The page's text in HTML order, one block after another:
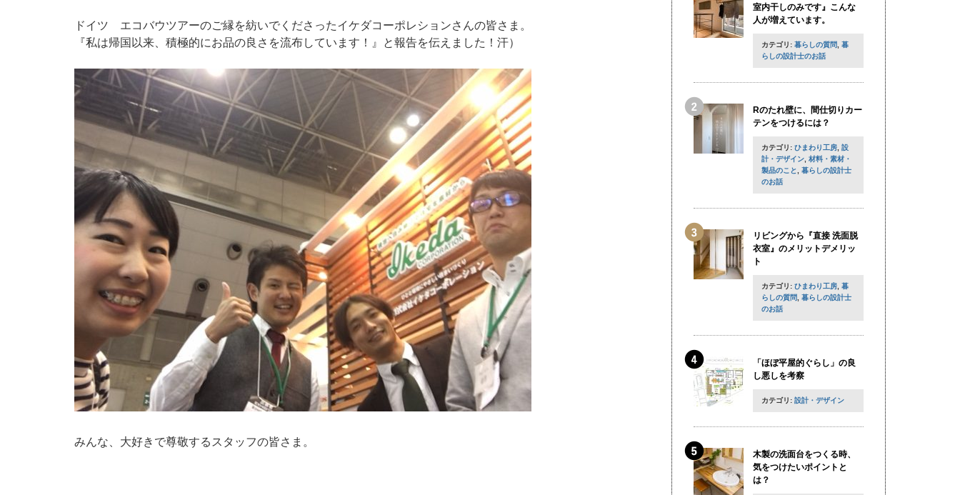
ドイツ エコバウツアーのご縁を紡いでくださったイケダコーポレションさんの皆さま。
『私は帰国以来、積極的にお品の良さを流布しています！』と報告を伝えました！汗）
みんな、大好きで尊敬するスタッフの皆さま。
室内干しのみです』こんな
人が増えています。
カテゴリ: 暮らしの質問
暮
らしの設計士のお話
Rのたれ壁に、間仕切りカー
テンをつけるには？
カテゴリ: ひまわり工房 設
計・デザイン 材料・素材・
製品のこと
暮らしの設計士
のお話
リビングから『直接 洗面脱
衣室』のメリットデメリッ
ト
カテゴリ: ひまわり工房 暮
らしの質問
暮らしの設計士
のお話
「ほぼ平屋的ぐらし」の良
し悪しを考察
カテゴリ: 設計・デザイン
木製の洗面台をつくる時、
気をつけたいポイントと
は？